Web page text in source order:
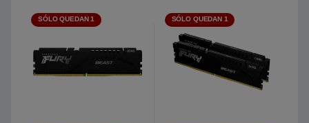
SÓLO QUEDAN 1 SÓLO QUEDAN 1